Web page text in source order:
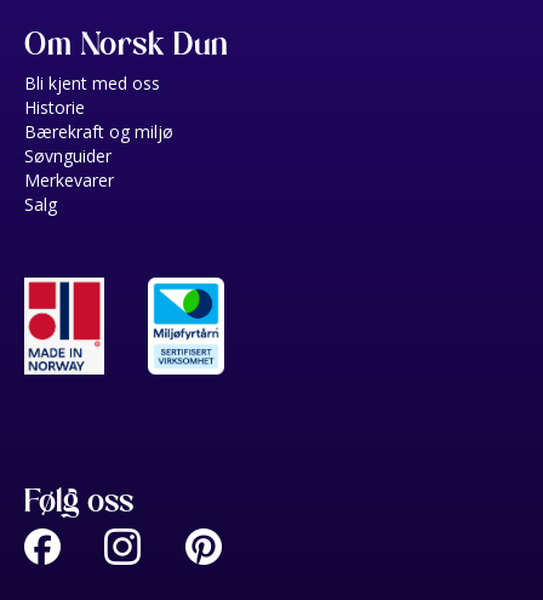
Om Norsk Dun
Bli kjent med oss
Historie
Bærekraft og miljø
Søvnguider
Merkevarer
Salg
Følg oss